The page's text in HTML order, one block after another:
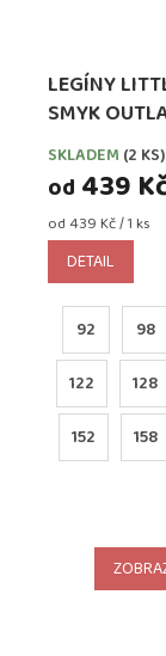
LEGÍNY
SMYK
ŠVESTKOVÉ
SKLADEM (2 KS)
od 439
Měrná
cena:
od 439 Kč / 1 ks
DETAIL
92 98
122 128
152 158